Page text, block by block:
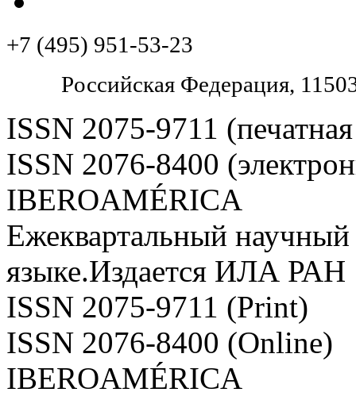
+7 (495) 951-53-23
Pоссийская Федерация,
ISSN 2075-9711
ISSN 2076-8400
IBEROAMÉRICA
Ежеквартальный
языке.Издается ИЛА РАН
ISSN 2075-9711 (Print)
ISSN 2076-8400 (Online)
IBEROAMÉRICA